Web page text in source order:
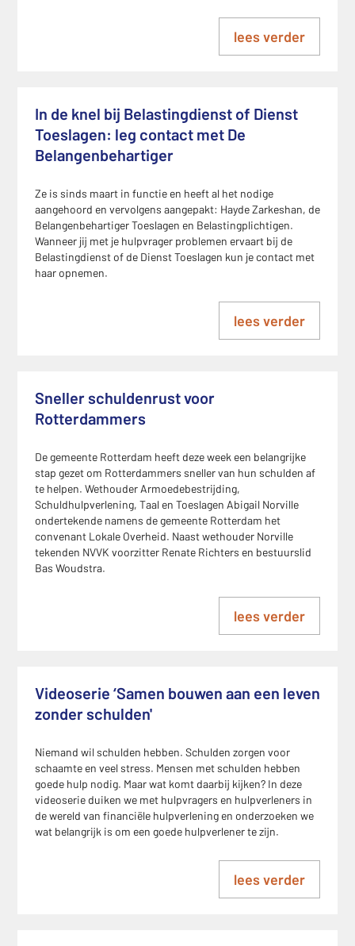
lees verder
In de knel bij Belastingdienst of Dienst
Toeslagen: leg contact met De
Belangenbehartiger
Ze is sinds maart in functie en heeft al het nodige
aangehoord en vervolgens aangepakt: Hayde Zarkeshan, de
Belangenbehartiger Toeslagen en Belastingplichtigen.
Wanneer jij met je hulpvrager problemen ervaart bij de
Belastingdienst of de Dienst Toeslagen kun je contact met
haar opnemen.
lees verder
Sneller schuldenrust voor
Rotterdammers
De gemeente Rotterdam heeft deze week een belangrijke
stap gezet om Rotterdammers sneller van hun schulden af
te helpen. Wethouder Armoedebestrijding,
Schuldhulpverlening, Taal en Toeslagen Abigail Norville
ondertekende namens de gemeente Rotterdam het
convenant Lokale Overheid. Naast wethouder Norville
tekenden NVVK voorzitter Renate Richters en bestuurslid
Bas Woudstra.
lees verder
Videoserie ‘Samen bouwen aan een leven
zonder schulden'
Niemand wil schulden hebben. Schulden zorgen voor
schaamte en veel stress. Mensen met schulden hebben
goede hulp nodig. Maar wat komt daarbij kijken? In deze
videoserie duiken we met hulpvragers en hulpverleners in
de wereld van financiële hulpverlening en onderzoeken we
wat belangrijk is om een goede hulpverlener te zijn.
lees verder